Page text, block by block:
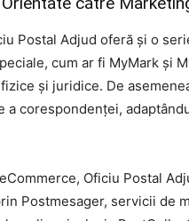
Postal Adjud oferă și o
cum ar fi MyMark și
și juridice. De
a corespondenței,
Oficiu Postal
Postmesager, servicii de